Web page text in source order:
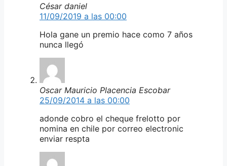
César daniel
11/09/2019 a las 00:00
Hola gane un premio hace como 7 años
nunca llegó
Oscar Mauricio Placencia Escobar
25/09/2014 a las 00:00
adonde cobro el cheque frelotto por
nomina en chile por correo electronic
enviar respta